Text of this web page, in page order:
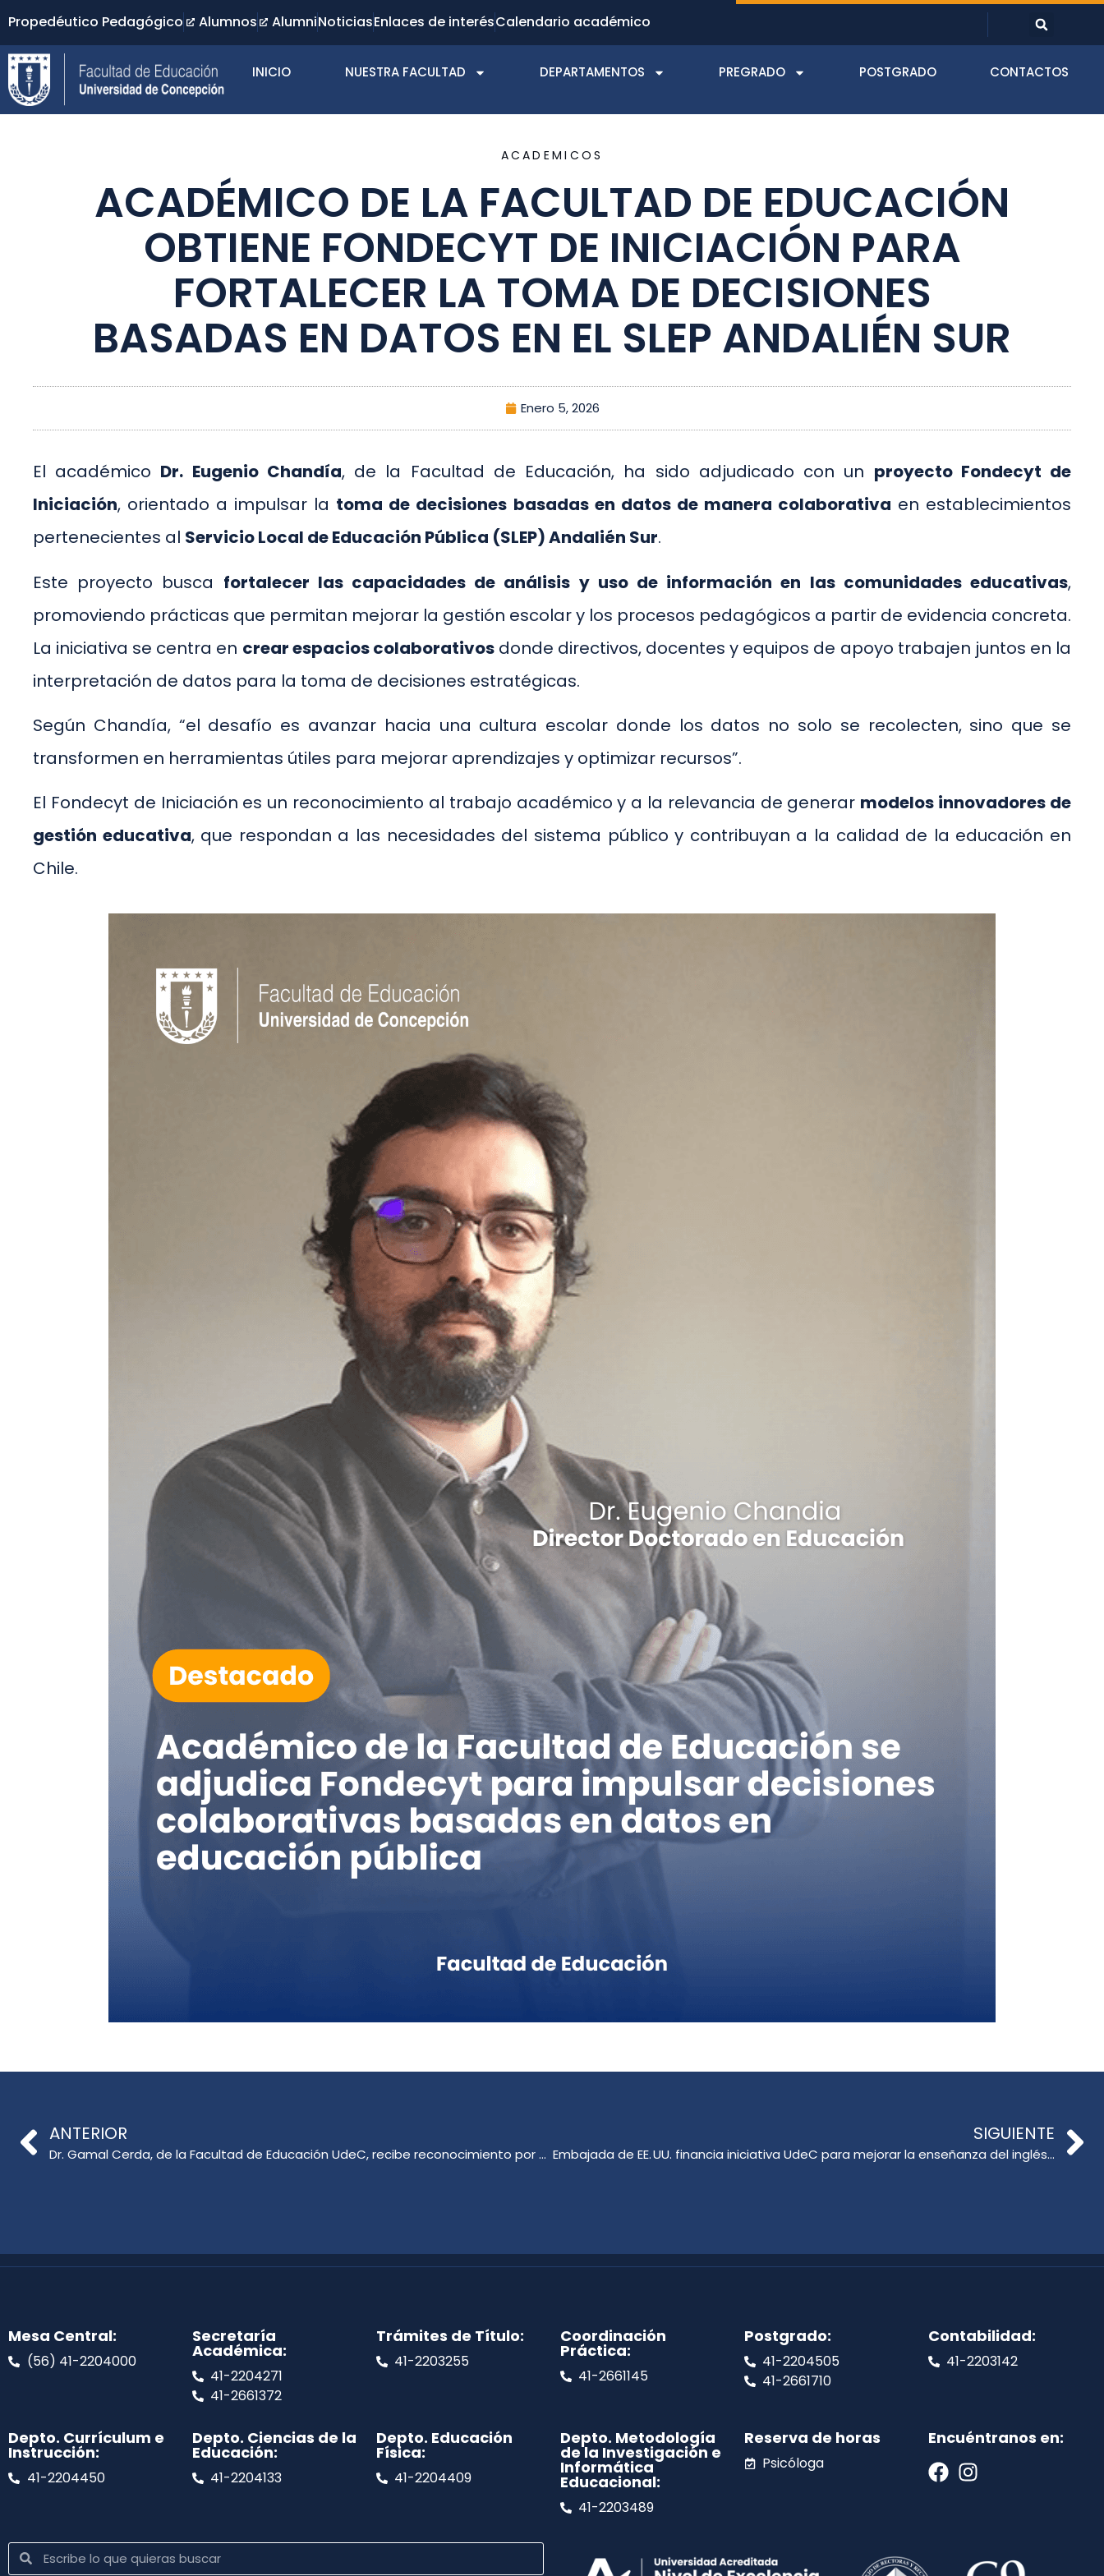
Propedéutico Pedagógico Alumnos AlumniNoticiasEnlaces de interésCalendario académico
INICIO NUESTRA FACULTAD DEPARTAMENTOS PREGRADO POSTGRADO CONTACTOS
ACADEMICOS
ACADÉMICO DE LA FACULTAD DE EDUCACIÓN
OBTIENE FONDECYT DE INICIACIÓN PARA
FORTALECER LA TOMA DE DECISIONES
BASADAS EN DATOS EN EL SLEP ANDALIÉN SUR
Enero 5, 2026
El académico Dr. Eugenio Chandía, de la Facultad de Educación, ha sido adjudicado con un proyecto Fondecyt de
Iniciación, orientado a impulsar la toma de decisiones basadas en datos de manera colaborativa en establecimientos
pertenecientes al Servicio Local de Educación Pública (SLEP) Andalién Sur.
Este proyecto busca fortalecer las capacidades de análisis y uso de información en las comunidades educativas,
promoviendo prácticas que permitan mejorar la gestión escolar y los procesos pedagógicos a partir de evidencia concreta.
La iniciativa se centra en crear espacios colaborativosdonde directivos, docentes y equipos de apoyo trabajen juntos en la
interpretación de datos para la toma de decisiones estratégicas.
Según Chandía, “el desafío es avanzar hacia una cultura escolar donde los datos no solo se recolecten, sino que se
transformen en herramientas útiles para mejorar aprendizajes y optimizar recursos”.
El Fondecyt de Iniciación es un reconocimiento al trabajo académico y a la relevancia de generar modelos innovadores de
gestión educativa, que respondan a las necesidades del sistema público y contribuyan a la calidad de la educación en
Chile.
ANTERIOR
Dr. Gamal Cerda, de la Facultad de Educación UdeC, recibe reconocimiento por excelencia en investigación
SIGUIENTE
Embajada de EE. UU. financia iniciativa UdeC para mejorar la enseñanza del inglés en primera infancia
Mesa Central:
(56) 41-2204000
Secretaría
Académica:
41-2204271
41-2661372
Trámites de Título:
41-2203255
Coordinación
Práctica:
41-2661145
Postgrado:
41-2204505
41-2661710
Contabilidad:
41-2203142
Depto. Currículum e
Instrucción:
41-2204450
Depto. Ciencias de la
Educación:
41-2204133
Depto. Educación
Física:
41-2204409
Depto. Metodología
de la Investigación e
Informática
Educacional:
41-2203489
Reserva de horas
Psicóloga
Encuéntranos en: